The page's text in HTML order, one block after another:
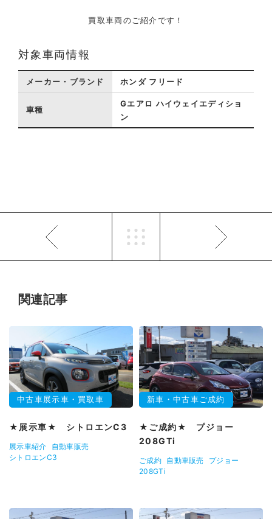
買取車両のご紹介です！
対象車両情報
メーカー・ブランド ホンダ フリード
車種
Gエアロ ハイウェイエディショ
ン
関連記事
中古車展示車・買取車
★展示車★ シトロエンC3
展示車紹介
自動車販売
シトロエンC3
新車・中古車ご成約
★ご成約★ プジョー
208GTi
ご成約 自動車販売
プジョー
208GTi